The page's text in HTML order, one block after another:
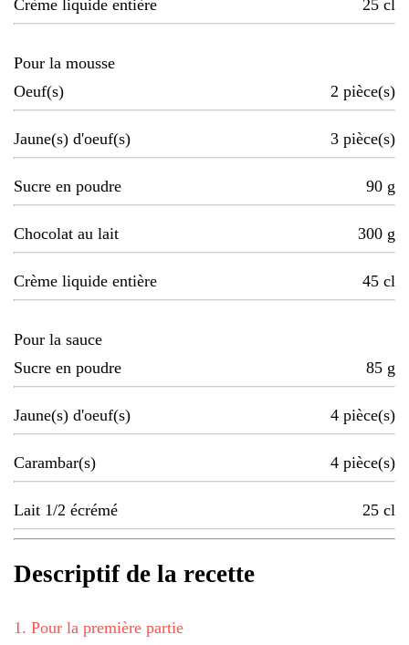
Crème liquide entière 25 cl
Pour la mousse
Oeuf(s)
2 pièce(s)
Jaune(s) d'oeuf(s) 3 pièce(s)
Sucre en poudre 90 g
Chocolat au lait 300 g
Crème liquide entière 45 cl
Pour la sauce
Sucre en poudre
85 g
Jaune(s) d'oeuf(s) 4 pièce(s)
Carambar(s) 4 pièce(s)
Lait 1/2 écrémé 25 cl
Descriptif de la recette
1 . Pour la première partie